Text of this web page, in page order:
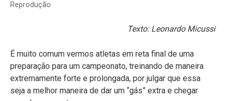
Reprodução
Texto: Leonardo Micussi
É muito comum vermos atletas em reta final de uma
preparação para um campeonato, treinando de maneira
extremamente forte e prolongada, por julgar que essa
seja a melhor maneira de dar um “gás” extra e chegar